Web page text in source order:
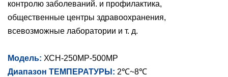
контролю заболеваний. и профилактика,
общественные центры здравоохранения,
всевозможные лаборатории и т. д.
Модель: ХСН-250МР-500МР
Диапазон ТЕМПЕРАТУРЫ: 2℃~8℃